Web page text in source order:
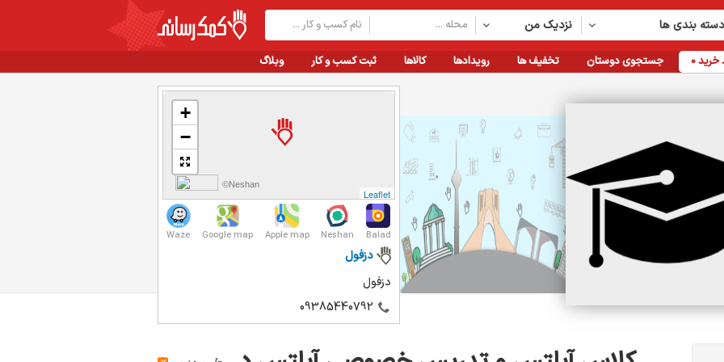
نزدیک من بندی ها
وبلاگ ثبت کسب و کار کالاها رویدادها تخفیف ها جستجوی دوستان خرید0
+
−
Leaflet
©Neshan
Balad
Neshan
Apple map
Google map
Waze
دزفول
دزفول
09385440792